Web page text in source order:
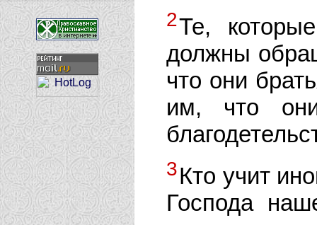
2Те,
должны
что они
им, что
3Кто учит
Господа